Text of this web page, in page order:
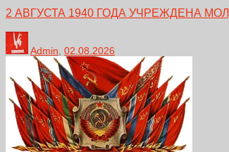
2 АВГУСТА 1940 ГОДА УЧРЕЖДЕНА
Admin 02.08.2026